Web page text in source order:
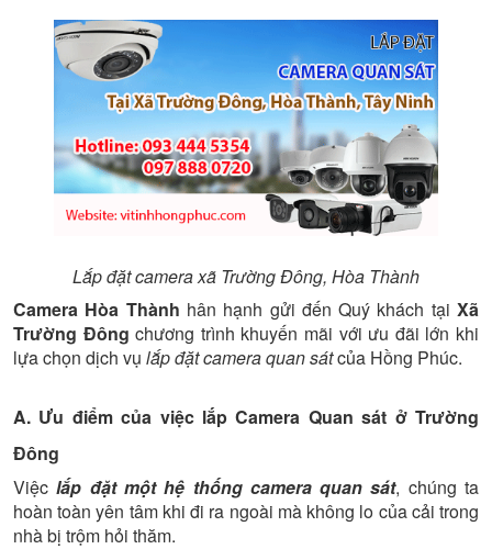
Lắp đặt camera xã Trường Đông, Hòa Thành
Camera Hòa Thành hân hạnh gửi đến Quý khách tạiXã
Trường Đôngchương trình khuyến mãi với ưu đãi lớn khi
lựa chọn dịch vụ lắp đặt camera quan sátcủa Hồng Phúc.
A. Ưu điểm của việc lắp Camera Quan sát ở Trường
Đông
Việclắp đặt một hệ thống camera quan sát, chúng ta
hoàn toàn yên tâm khi đi ra ngoài mà không lo của cải trong
nhà bị trộm hỏi thăm.